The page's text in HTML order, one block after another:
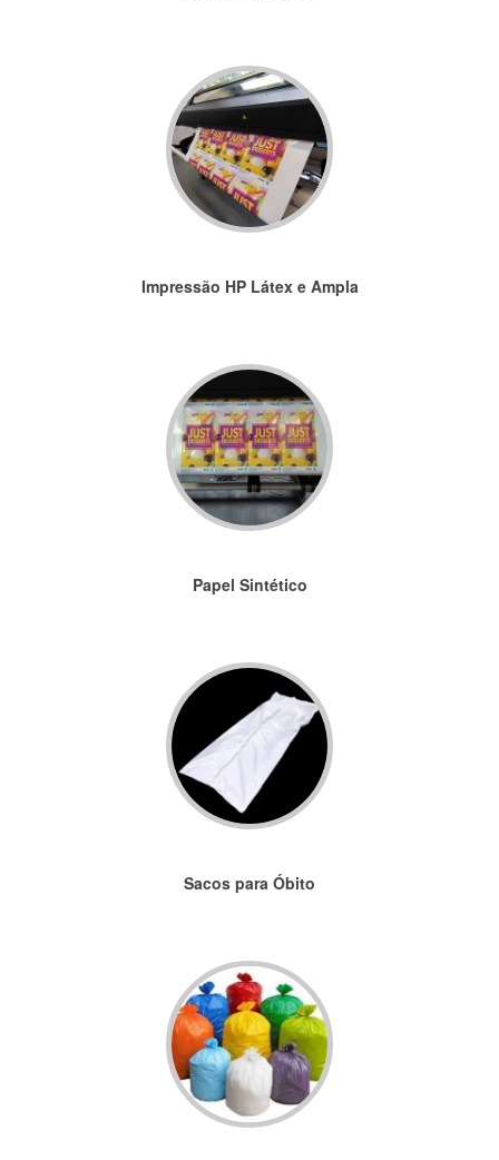
Impressão HP Látex e Ampla
Papel Sintético
Sacos para Óbito